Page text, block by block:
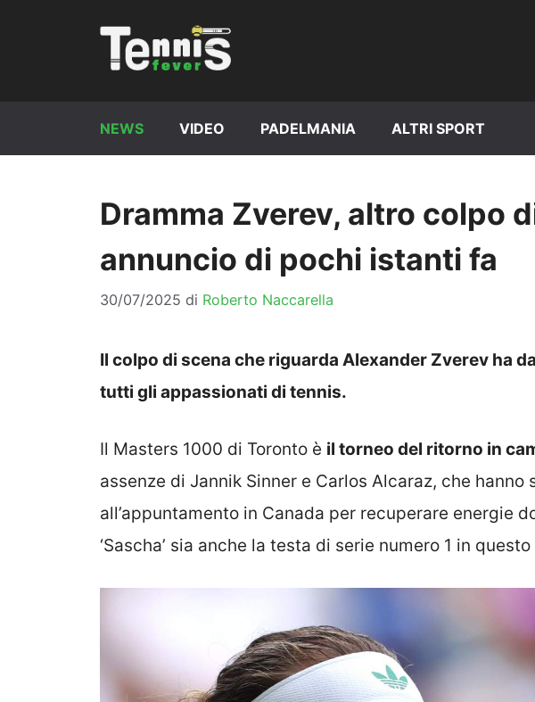
NEWS VIDEO PADELMANIA ALTRI SPORT
Dramma Zverev, altro colpo
annuncio di pochi istanti fa
30/07/2025 di Roberto Naccarella
Il colpo di scena che riguarda Alexander Zverev ha
tutti gli appassionati di tennis.
Il Masters 1000 di Toronto è il torneo del ritorno in
assenze di Jannik Sinner e Carlos Alcaraz, che hanno
all’appuntamento in Canada per recuperare energie
‘Sascha’ sia anche la testa di serie numero 1 in